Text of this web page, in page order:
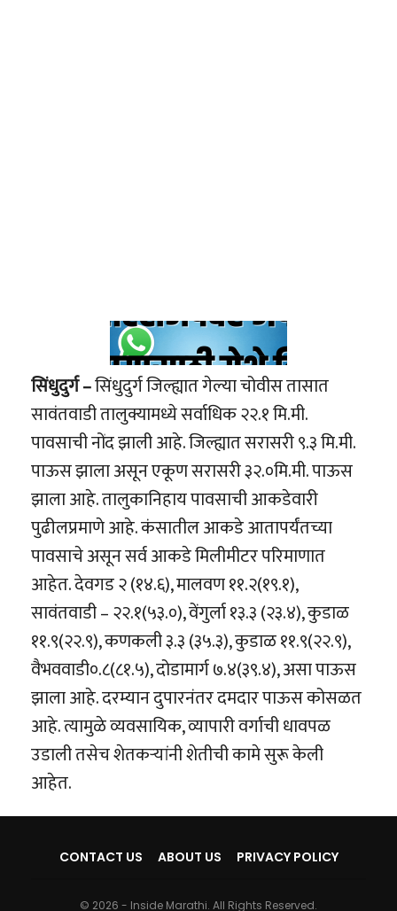
सिंधुदुर्ग –सिंधुदुर्ग जिल्ह्यात गेल्या चोवीस तासात
सावंतवाडी तालुक्यामध्ये सर्वाधिक २२.१ मि.मी.
पावसाची नोंद झाली आहे. जिल्ह्यात सरासरी ९.३ मि.मी.
पाऊस झाला असून एकूण सरासरी ३२.०मि.मी. पाऊस
झाला आहे. तालुकानिहाय पावसाची आकडेवारी
पुढीलप्रमाणे आहे. कंसातील आकडे आतापर्यंतच्या
पावसाचे असून सर्व आकडे मिलीमीटर परिमाणात
आहेत. देवगड २ (१४.६), मालवण ११.२(१९.१),
सावंतवाडी – २२.१(५३.०), वेंगुर्ला १३.३ (२३.४), कुडाळ
११.९(२२.९), कणकली ३.३ (३५.३), कुडाळ ११.९(२२.९),
वैभववाडी०.८(८१.५), दोडामार्ग ७.४(३९.४), असा पाऊस
झाला आहे. दरम्यान दुपारनंतर दमदार पाऊस कोसळत
आहे. त्यामुळे व्यवसायिक, व्यापारी वर्गाची धावपळ
उडाली तसेच शेतकऱ्यांनी शेतीची कामे सुरू केली
आहेत.
CONTACT US ABOUT US PRIVACY POLICY
© 2026 - Inside Marathi. All Rights Reserved.